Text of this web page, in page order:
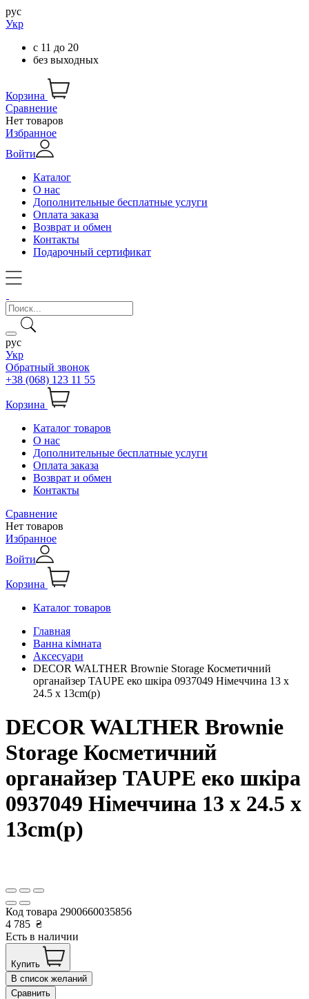
рус
Укр
с 11 до 20
без выходных
Корзина
Сравнение
Нет товаров
Избранное
Войти
Каталог
О нас
Дополнительные бесплатные услуги
Оплата заказа
Возврат и обмен
Контакты
Подарочный сертификат
рус
Укр
Обратный звонок
+38 (068) 123 11 55
Корзина
Каталог товаров
О нас
Дополнительные бесплатные услуги
Оплата заказа
Возврат и обмен
Контакты
Сравнение
Нет товаров
Избранное
Войти
Корзина
Каталог товаров
Главная
Ванна кімната
Аксесуари
DECOR WALTHER Brownie Storage Косметичний
органайзер TAUPE еко шкіра 0937049 Німеччина 13 x
24.5 x 13cm(р)
DECOR WALTHER Brownie
Storage Косметичний
органайзер TAUPE еко шкіра
0937049 Німеччина 13 x 24.5 x
13cm(р)
Код товара 2900660035856
4 785 ₴
Есть в наличии
Купить
В список желаний
Сравнить